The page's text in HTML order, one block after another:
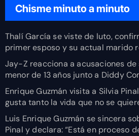
Chisme minuto a minuto
Thalí García se viste de luto,
primer esposo y su actual marido
Jay-Z reacciona a acusaciones de
menor de 13 años junto a Diddy
Enrique Guzmán visita a Silvia
gusta tanto la vida que no se
Luis Enrique Guzmán se sincera
Pinal y declara: “Está en proceso